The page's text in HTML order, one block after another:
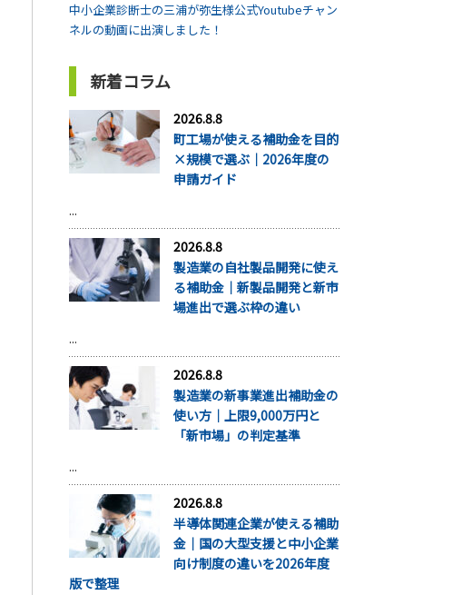
中小企業診断士の三浦が弥生様公式Youtubeチャン
ネルの動画に出演しました！
新着コラム
2026.8.8
町工場が使える補助金を目的
×規模で選ぶ｜2026年度の
申請ガイド
...
2026.8.8
製造業の自社製品開発に使え
る補助金｜新製品開発と新市
場進出で選ぶ枠の違い
...
2026.8.8
製造業の新事業進出補助金の
使い方｜上限9,000万円と
「新市場」の判定基準
...
2026.8.8
半導体関連企業が使える補助
金｜国の大型支援と中小企業
向け制度の違いを2026年度
版で整理